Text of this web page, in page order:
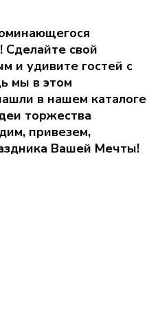
Сделайте свой
и удивите гостей с
мы в этом
в нашем каталоге
торжества
привезем,
Вашей Мечты!